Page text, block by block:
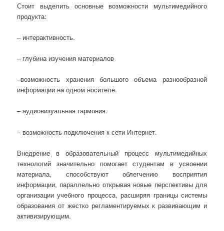
Стоит выделить основные возможности мультимедийного
продукта:
– интерактивность.
– глубина изучения материалов
–возможность хранения большого объема разнообразной
информации на одном носителе.
– аудиовизуальная гармония.
– возможность подключения к сети Интернет.
Внедрение в образовательный процесс мультимедийных
технологий значительно помогает студентам в усвоении
материала, способствуют облегчению восприятия
информации, параллельно открывая новые перспективы для
организации учебного процесса, расширяя границы системы
образования от жестко регламентируемых к развивающим и
активизирующим.